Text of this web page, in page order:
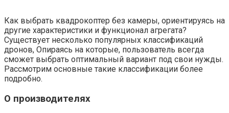
Как выбрать квадрокоптер без камеры, ориентируясь на
другие характеристики и функционал агрегата?
Существует несколько популярных классификаций
дронов, Опираясь на которые, пользователь всегда
сможет выбрать оптимальный вариант под свои нужды.
Рассмотрим основные такие классификации более
подробно.
О производителях